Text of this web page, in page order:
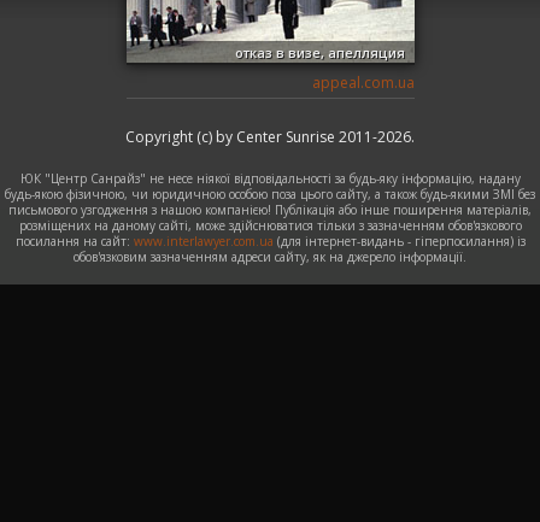
отказ в визе, апелляция
appeal.com.ua
Copyright (c) by Center Sunrise 2011-2026.
ЮК "Центр Санрайз" не несе ніякої відповідальності за будь-яку інформацію, надану
будь-якою фізичною, чи юридичною особою поза цього сайту, а також будь-якими ЗМІ без
письмового узгодження з нашою компанією! Публікація або інше поширення матеріалів,
розміщених на даному сайті, може здійснюватися тільки з зазначенням обов'язкового
посилання на сайт: www.interlawyer.com.ua (для інтернет-видань - гіперпосилання) із
обов'язковим зазначенням адреси сайту, як на джерело інформації.